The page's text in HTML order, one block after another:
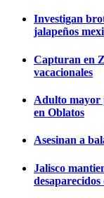
Investigan
jalapeños
Capturan en
vacacionales
Adulto mayor
en Oblatos
Asesinan a
Jalisco